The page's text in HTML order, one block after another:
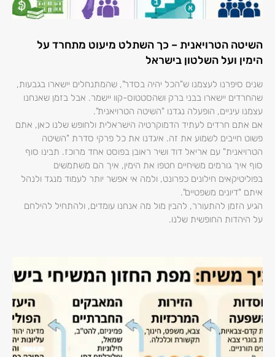
השיטה הטרויאנית – כך השתלט מיעוט מתחרד על
הימין ועל השלטון בישראל
שנים סיפרנו לעצמנו ש"הכל יהיה בסדר", שהמתנחלים יישארו בגבעות,
שהחרדים יישארו בבני ברק ושהסטטוס-קוו יישמר. אבל בזמן שאנחנו
עצמנו עיניים, הופעלה נגדנו "השיטה הטרויאנית".
אם אתם חרדים לעתיד הדמוקרטיה הישראלית ולחופש שלנו כאן, אתם
פשוט חייבים לשמוע את זה. איגדנו את כל פרקי סדרת "השיטה
הטרויאנית" עם אריאל דוד ושיר ראובן בפוסט אחד מרוכז. תבינו סוף
סוף איך גורמים משיחיים חטפו את הימין, איך הם משתמשים
בפוליטיקאים חילונים כפרונט, ולמה אי אפשר יותר לעמוד מנגד ולנהל
איתם "דיונים משפטיים".
הגיע הזמן להתעורר, להבין מול מה אנחנו עומדים, ולהתחיל להילחם
על היהדות החופשית שלנו.